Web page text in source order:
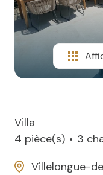
Villa
4 pièce(s)
3
Villelongue-